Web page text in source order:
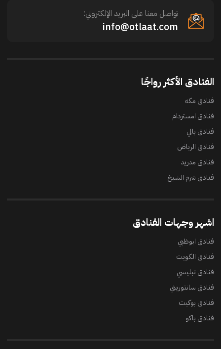
تواصل معنا على البريد الإلكتروني:
info@otlaat.com
الفنادق الأكثر رواجًا
فنادق مكه
فنادق امستردام
فنادق بالي
فنادق الرياض
فنادق مدريد
فنادق شرم الشيخ
اشهر وجهات الفنادق
فنادق ابوظبي
فنادق الكويت
فنادق تبليسي
فنادق سانتوريني
فنادق بوكيت
فنادق باكو